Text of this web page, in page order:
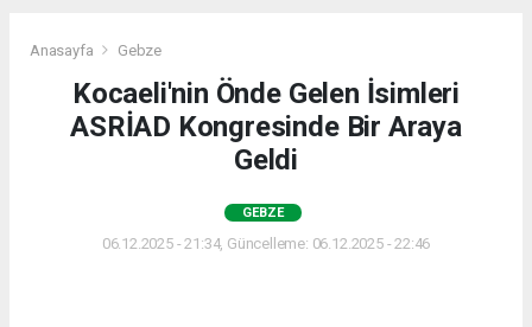
Anasayfa Gebze
Kocaeli'nin Önde Gelen İsimleri
ASRİAD Kongresinde Bir Araya
Geldi
GEBZE
06.12.2025 - 21:34, Güncelleme: 06.12.2025 - 22:46